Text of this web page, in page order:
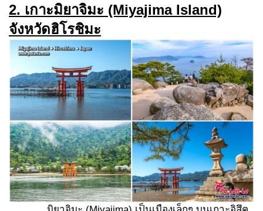
2. เกาะมิยาจิมะ (Miyajima Island)
จังหวัดฮิโรชิมะ